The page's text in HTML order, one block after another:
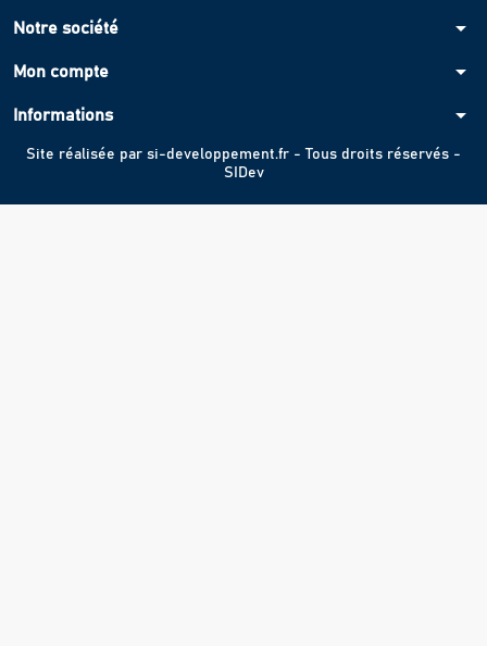
Notre société arrow_drop_down
Mon compte arrow_drop_down
Informations arrow_drop_down
Site réalisée par si-developpement.fr - Tous droits réservés -
SIDev